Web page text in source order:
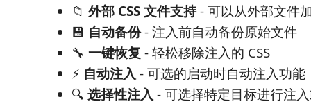
📁 外部 CSS 文件支持- 可以从外部文件
💾 自动备份- 注入前自动备份原始文件
🔧 一键恢复 - 轻松移除注入的 CSS
⚡ 自动注入 - 可选的启动时自动注入功能
🔍 选择性注入 - 可选择特定目标进行注